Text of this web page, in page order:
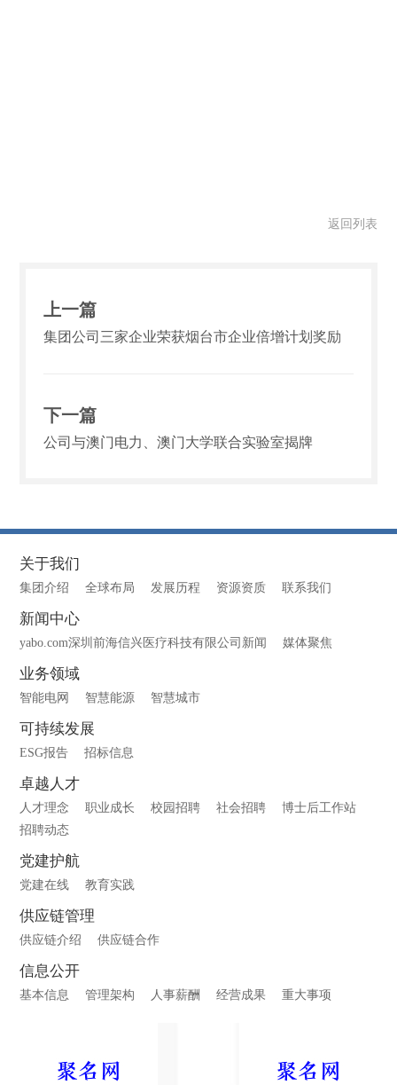
返回列表
上一篇
集团公司三家企业荣获烟台市企业倍增计划奖励
下一篇
公司与澳门电力、澳门大学联合实验室揭牌
关于我们
集团介绍 全球布局 发展历程 资源资质 联系我们
新闻中心
yabo.com深圳前海信兴医疗科技有限公司新闻 媒体聚焦
业务领域
智能电网 智慧能源 智慧城市
可持续发展
ESG报告 招标信息
卓越人才
人才理念 职业成长 校园招聘 社会招聘
博士后工作站
招聘动态
党建护航
党建在线 教育实践
供应链管理
供应链介绍 供应链合作
信息公开
基本信息 管理架构 人事薪酬 经营成果 重大事项